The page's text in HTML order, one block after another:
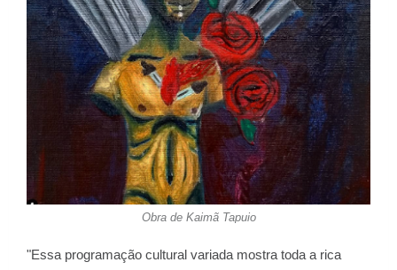
Obra de Kaimã Tapuio
"Essa programação cultural variada mostra toda a rica